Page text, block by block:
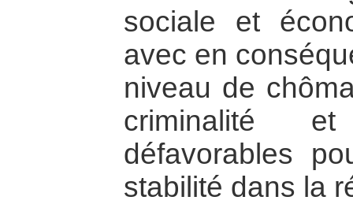
sociale et
avec en
niveau de
criminalité
défavorables
stabilité dans la